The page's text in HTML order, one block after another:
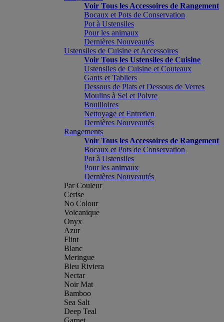
Voir Tous les Accessoires de Rangement
Bocaux et Pots de Conservation
Pot à Ustensiles
Pour les animaux
Dernières Nouveautés
Ustensiles de Cuisine et Accessoires
Voir Tous les Ustensiles de Cuisine
Ustensiles de Cuisine et Couteaux
Gants et Tabliers
Dessous de Plats et Dessous de Verres
Moulins à Sel et Poivre
Bouilloires
Nettoyage et Entretien
Dernières Nouveautés
Rangements
Voir Tous les Accessoires de Rangement
Bocaux et Pots de Conservation
Pot à Ustensiles
Pour les animaux
Dernières Nouveautés
Par Couleur
Cerise
No Colour
Volcanique
Onyx
Azur
Flint
Blanc
Meringue
Bleu Riviera
Nectar
Noir Mat
Bamboo
Sea Salt
Deep Teal
Garnet